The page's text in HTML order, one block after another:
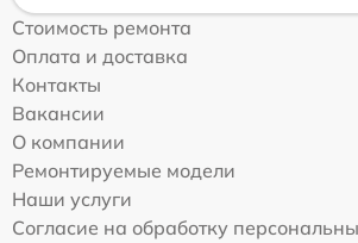
Стоимость ремонта
Оплата и доставка
Контакты
Вакансии
О компании
Ремонтируемые модели
Наши услуги
Согласие на обработку